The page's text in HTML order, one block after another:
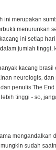
ini merupakan
menurunkan
ini setiap
jumlah tinggi,
kacang
neurologis,
penulis The
tinggi - so,
mengandalkan
sudah